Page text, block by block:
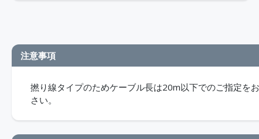
注意事項
撚り線タイプのためケーブル長は20m以下でのご指定を
さい。